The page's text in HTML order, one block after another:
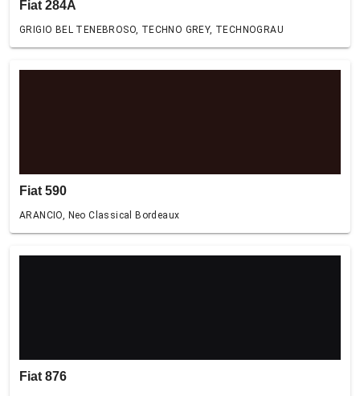
Fiat 284A
GRIGIO BEL TENEBROSO, TECHNO GREY, TECHNOGRAU
Fiat 590
ARANCIO, Neo Classical Bordeaux
Fiat 876